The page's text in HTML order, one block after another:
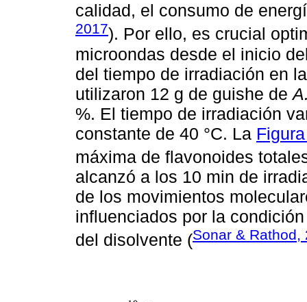
calidad, el consumo de
2017). Por ello, es crucial
microondas desde el inicio
del tiempo de irradiación en
utilizaron 12 g de guishe de
%. El tiempo de irradiación
constante de 40 °C. La
máxima de flavonoides
alcanzó a los 10 min de
de los movimientos
influenciados por la
del disolvente (Sonar & Rathod,